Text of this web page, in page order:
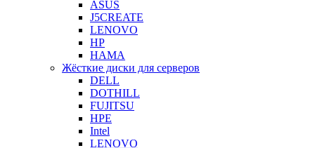
ASUS
J5CREATE
LENOVO
HP
HAMA
Жёсткие диски для серверов
DELL
DOTHILL
FUJITSU
HPE
Intel
LENOVO